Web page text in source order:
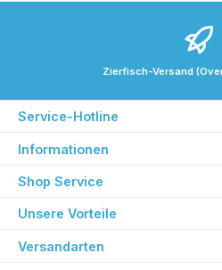
Zierfisch-Versand
Service-Hotline
Informationen
Shop Service
Unsere Vorteile
Versandarten